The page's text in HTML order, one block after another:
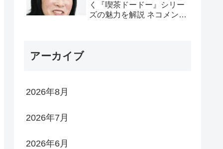
く『喫茶ドードー』シリー
ズの魅力を解説 ネコメンタ
アーカイブ
2026年8月
2026年7月
2026年6月